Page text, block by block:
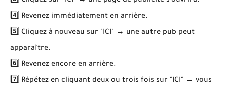
4️⃣ Revenez immédiatement en arrière.
5️⃣ Cliquez à nouveau sur "ICI" → une autre pub peut
apparaître.
6️⃣ Revenez encore en arrière.
7️⃣ Répétez en cliquant deux ou trois fois sur "ICI" → vous